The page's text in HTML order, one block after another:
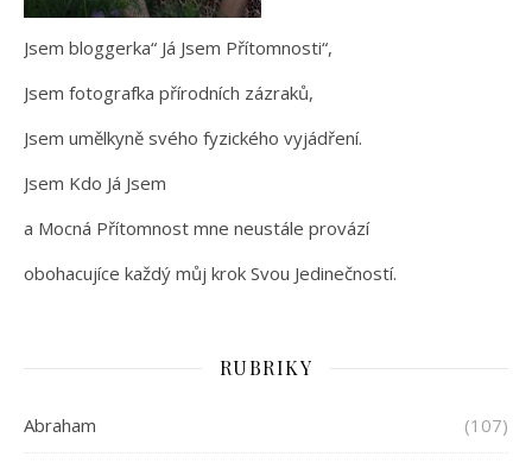
Jsem bloggerka“ Já Jsem Přítomnosti“,
Jsem fotografka přírodních zázraků,
Jsem umělkyně svého fyzického vyjádření.
Jsem Kdo Já Jsem
a Mocná Přítomnost mne neustále provází
obohacujíce každý můj krok Svou Jedinečností.
RUBRIKY
Abraham (107)